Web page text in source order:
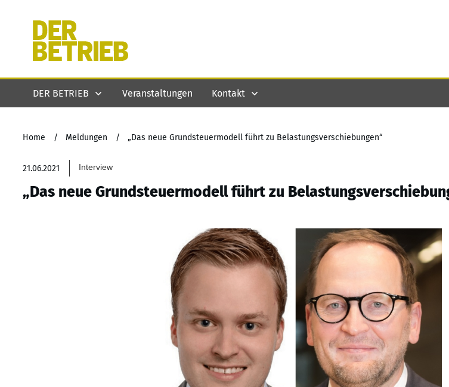
DER BETRIEB Veranstaltungen Kontakt
Home / Meldungen / „Das neue Grundsteuermodell führt zu Belastungsverschiebungen“
21.06.2021 Interview
„Das neue Grundsteuermodell führt zu